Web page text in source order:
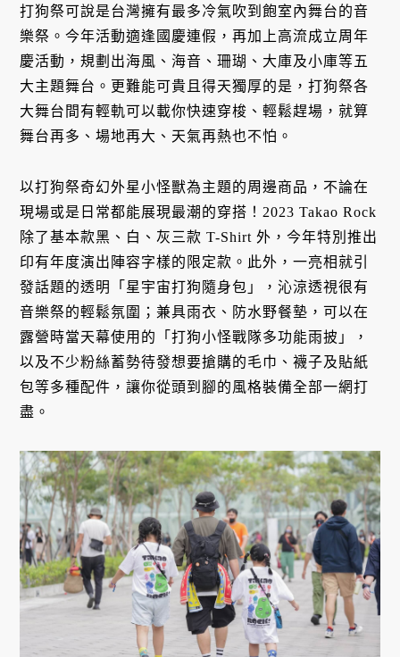
打狗祭可說是台灣擁有最多冷氣吹到飽室內舞台的音
樂祭。今年活動適逢國慶連假，再加上高流成立周年
慶活動，規劃出海風、海音、珊瑚、大庫及小庫等五
大主題舞台。更難能可貴且得天獨厚的是，打狗祭各
大舞台間有輕軌可以載你快速穿梭、輕鬆趕場，就算
舞台再多、場地再大、天氣再熱也不怕。
以打狗祭奇幻外星小怪獸為主題的周邊商品，不論在
現場或是日常都能展現最潮的穿搭！2023 Takao Rock
除了基本款黑、白、灰三款 T-Shirt 外，今年特別推出
印有年度演出陣容字樣的限定款。此外，一亮相就引
發話題的透明「星宇宙打狗隨身包」，沁涼透視很有
音樂祭的輕鬆氛圍；兼具雨衣、防水野餐墊，可以在
露營時當天幕使用的「打狗小怪戰隊多功能雨披」，
以及不少粉絲蓄勢待發想要搶購的毛巾、襪子及貼紙
包等多種配件，讓你從頭到腳的風格裝備全部一網打
盡。